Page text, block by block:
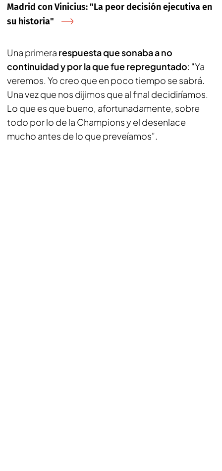
Madrid con Vinicius: "La peor decisión ejecutiva en
su historia"
Una primera respuesta que sonaba a no
continuidad y por la que fue repreguntado: "Ya
veremos. Yo creo que en poco tiempo se sabrá.
Una vez que nos dijimos que al final decidiríamos.
Lo que es que bueno, afortunadamente, sobre
todo por lo de la Champions y el desenlace
mucho antes de lo que preveíamos".